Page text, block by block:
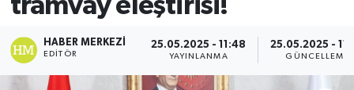
tramvay eleştirisi!
HABER MERKEZI
EDITÖR
25.05.2025 - 11:48
YAYINLANMA
25.05.2025 -
GÜNCELLEME